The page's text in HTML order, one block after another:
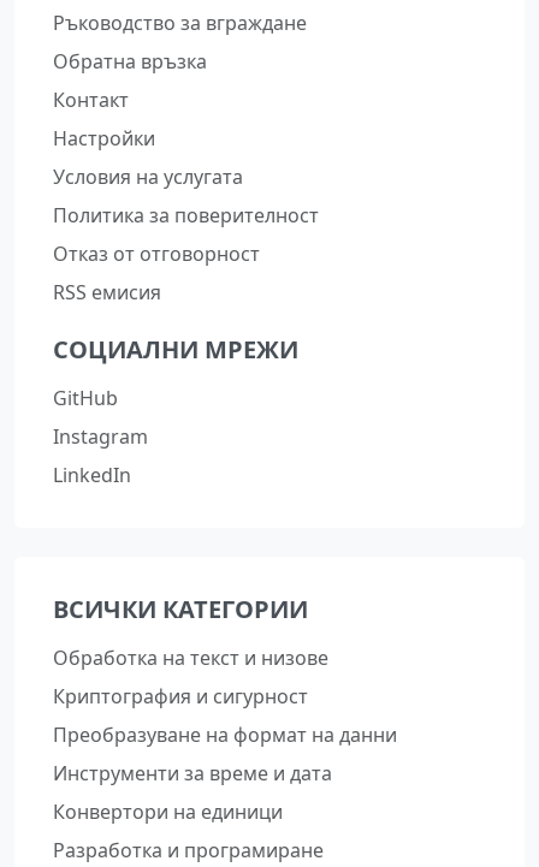
Ръководство за вграждане
Обратна връзка
Контакт
Настройки
Условия на услугата
Политика за поверителност
Отказ от отговорност
RSS емисия
СОЦИАЛНИ МРЕЖИ
GitHub
Instagram
LinkedIn
ВСИЧКИ КАТЕГОРИИ
Обработка на текст и низове
Криптография и сигурност
Преобразуване на формат на данни
Инструменти за време и дата
Конвертори на единици
Разработка и програмиране